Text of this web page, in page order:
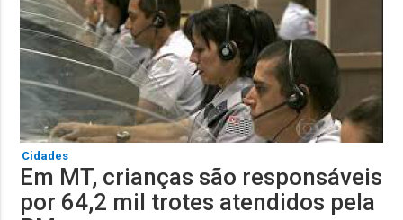
Cidades
Em MT, crianças são responsáveis
por 64,2 mil trotes atendidos pela